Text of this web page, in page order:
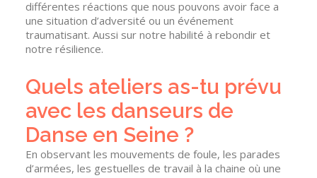
différentes réactions que nous pouvons avoir face a
une situation d’adversité ou un événement
traumatisant. Aussi sur notre habilité à rebondir et
notre résilience.
Quels ateliers as-tu prévu
avec les danseurs de
Danse en Seine ?
En observant les mouvements de foule, les parades
d’armées, les gestuelles de travail à la chaine où une